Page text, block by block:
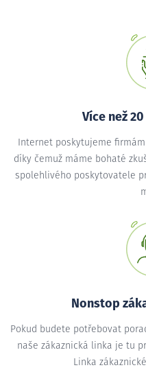
Více než
Internet poskytujeme
díky čemuž máme bohaté
spolehlivého poskytovatele
Nonstop
Pokud budete potřebovat
naše zákaznická linka je tu
Linka